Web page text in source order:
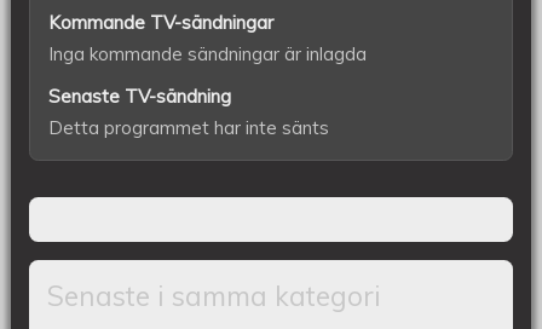
Kommande TV-sändningar
Inga kommande sändningar är inlagda
Senaste TV-sändning
Detta programmet har inte sänts
Senaste i samma kategori